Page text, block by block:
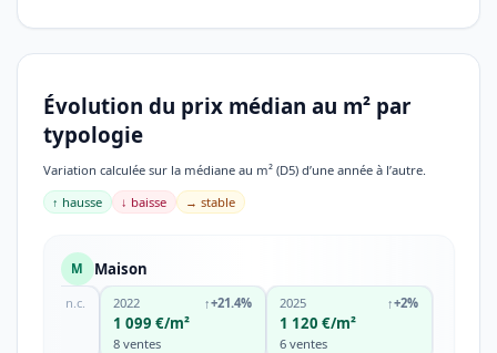
Évolution du prix médian au m² par
typologie
Variation calculée sur la médiane au m² (D5) d’une année à l’autre.
↑ hausse
↓ baisse → stable
M Maison
n.c. 2022 ↑+21.4%
1 099 €/m²
8 ventes
2025 ↑+2%
1 120 €/m²
6 ventes